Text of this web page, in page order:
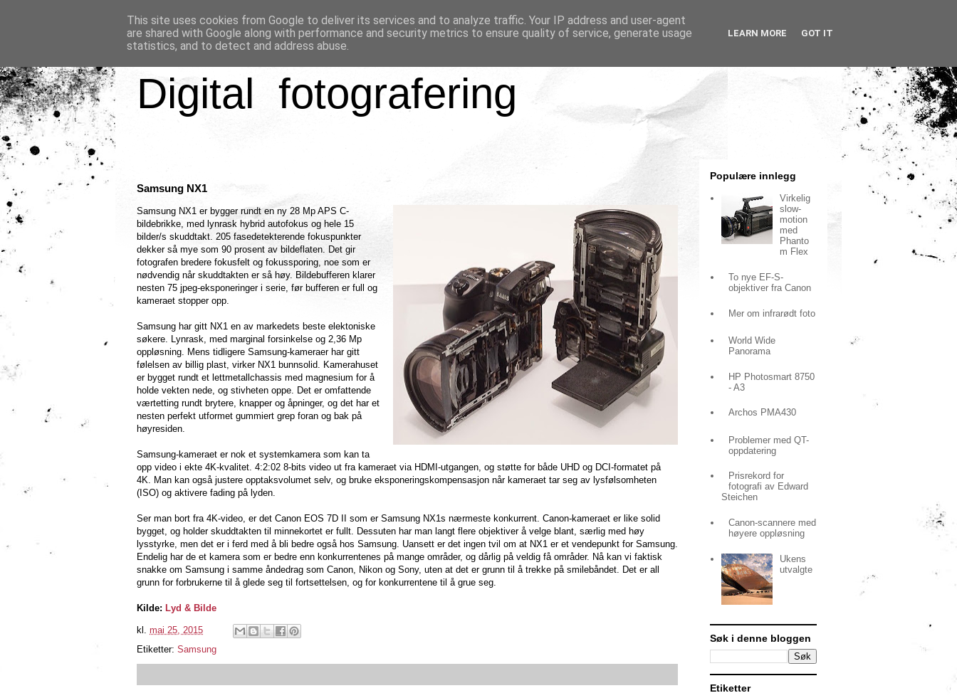
Digital fotografering
Samsung NX1
Samsung NX1 er bygger rundt en ny 28 Mp APS C-
bildebrikke, med lynrask hybrid autofokus og hele 15
bilder/s skuddtakt. 205 fasedetekterende fokuspunkter
dekker så mye som 90 prosent av bildeflaten. Det gir
fotografen bredere fokusfelt og fokussporing, noe som er
nødvendig når skuddtakten er så høy. Bildebufferen klarer
nesten 75 jpeg-eksponeringer i serie, før bufferen er full og
kameraet stopper opp.
Samsung har gitt NX1 en av markedets beste elektoniske
søkere. Lynrask, med marginal forsinkelse og 2,36 Mp
oppløsning. Mens tidligere Samsung-kameraer har gitt
følelsen av billig plast, virker NX1 bunnsolid. Kamerahuset
er bygget rundt et lettmetallchassis med magnesium for å
holde vekten nede, og stivheten oppe. Det er omfattende
værtetting rundt brytere, knapper og åpninger, og det har et
nesten perfekt utformet gummiert grep foran og bak på
høyresiden.
Samsung-kameraet er nok et systemkamera som kan ta
opp video i ekte 4K-kvalitet. 4:2:02 8-bits video ut fra kameraet via HDMI-utgangen, og støtte for både UHD og DCI-formatet på
4K. Man kan også justere opptaksvolumet selv, og bruke eksponeringskompensasjon når kameraet tar seg av lysfølsomheten
(ISO) og aktivere fading på lyden.
Ser man bort fra 4K-video, er det Canon EOS 7D II som er Samsung NX1s nærmeste konkurrent. Canon-kameraet er like solid
bygget, og holder skuddtakten til minnekortet er fullt. Dessuten har man langt flere objektiver å velge blant, særlig med høy
lysstyrke, men det er i ferd med å bli bedre også hos Samsung. Uansett er det ingen tvil om at NX1 er et vendepunkt for Samsung.
Endelig har de et kamera som er bedre enn konkurrentenes på mange områder, og dårlig på veldig få områder. Nå kan vi faktisk
snakke om Samsung i samme åndedrag som Canon, Nikon og Sony, uten at det er grunn til å trekke på smilebåndet. Det er all
grunn for forbrukerne til å glede seg til fortsettelsen, og for konkurrentene til å grue seg.
Kilde: Lyd & Bilde
kl. mai 25, 2015
Etiketter: Samsung
Populære innlegg
Virkelig
slow-
motion
med
Phanto
m Flex
To nye EF-S-
objektiver fra Canon
Mer om infrarødt foto
World Wide
Panorama
HP Photosmart 8750
- A3
Archos PMA430
Problemer med QT-
oppdatering
Prisrekord for
fotografi av Edward
Steichen
Canon-scannere med
høyere oppløsning
Ukens
utvalgte
Søk i denne bloggen
Etiketter
This site uses cookies from Google to deliver its services and to analyze traffic. Your IP address and user-agent
are shared with Google along with performance and security metrics to ensure quality of service, generate usage
statistics, and to detect and address abuse.
LEARN MORE GOT IT